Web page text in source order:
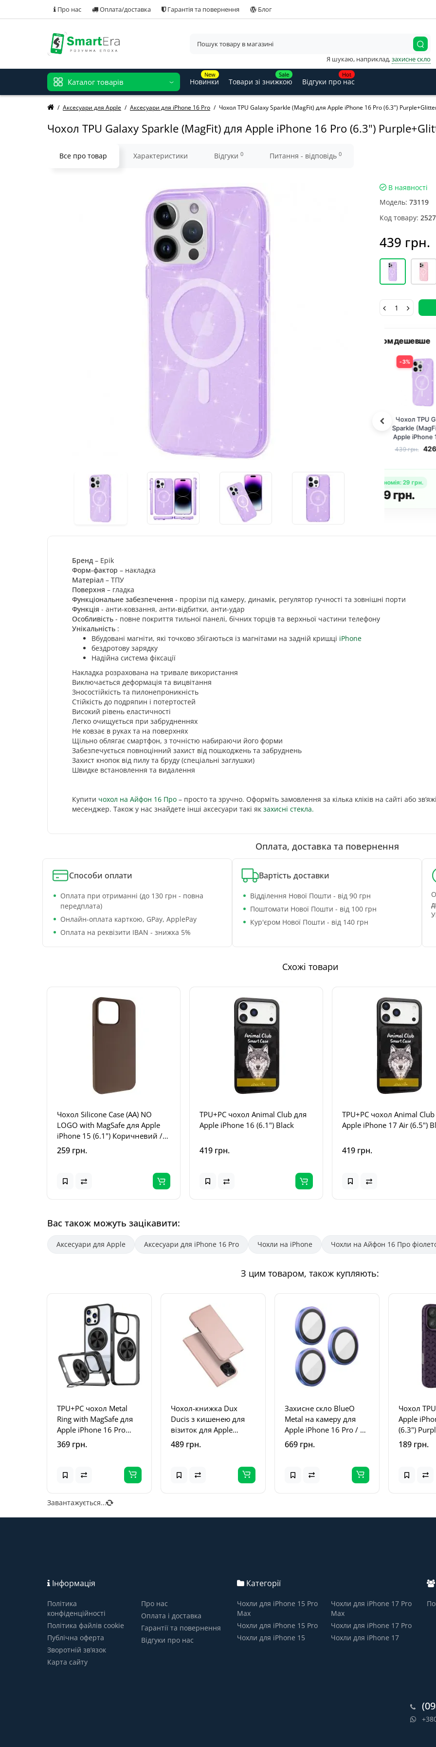
Про нас Оплата/доставка Гарантія та повернення Блог
Я шукаю, наприклад,захисне скло
Каталог товарів
New
Новинки
Sale
Товари зі знижкою
Hot
Відгуки про нас
Аксесуари для Apple Аксесуари для iPhone 16 Pro Чохол TPU Galaxy Sparkle (MagFit) для Apple iPhone 16 Pro (6.3")
Чохол TPU Galaxy Sparkle (MagFit) для Apple iPhone 16 Pro (6.3")
Все про товар Характеристики Відгуки 0 Питання - відповідь 0
В наявності
Модель: 73119
Код товару:
439 грн.
Разом дешевше
Чохол TPU Galaxy
Sparkle (MagFit) для
Apple iPhone 16 Pro
(6.3") Purple+Glitter
439 грн. грн.
Економія грн.
729 Купити комплект
Разом
3%
Економія
1 289
Бренд – Epik
Форм-фактор – накладка
Матеріал – ТПУ
Поверхня – гладка
Функціональне забезпечення - прорізи під камеру, динамік, регулятор гучності та зовнішні порти
Функція - анти-ковзання, анти-відбитки, анти-удар
Особливість - повне покриття тильної панелі, бічних торців та верхньої частини телефону
Унікальність :
Вбудовані магніти, які точково збігаються із магнітами на задній кришці iPhone
бездротову зарядку
Надійна система фіксації
Накладка розрахована на тривале використання
Виключається деформація та вицвітання
Зносостійкість та пилонепроникність
Стійкість до подряпин і потертостей
Високий рівень еластичності
Легко очищується при забрудненнях
Не ковзає в руках та на поверхнях
Щільно облягає смартфон, з точністю набираючи його форми
Забезпечується повноцінний захист від пошкоджень та забруднень
Захист кнопок від пилу та бруду (спеціальні заглушки)
Швидке встановлення та видалення
Купити чохол на Айфон 16 Про – просто та зручно. Оформіть замовлення за кілька кліків на сайті або
месенджер. Також у нас знайдете інші аксесуари такі як захисні стекла.
Оплата, доставка та повернення
Способи оплати
Оплата при отриманні (до 130 грн - повна
передплата)
Онлайн-оплата карткою, GPay, ApplePay
Оплата на реквізити IBAN - знижка 5%
Вартість доставки
Відділення Нової Пошти - від 90 грн
Поштомати Нової Пошти - від 100 грн
Кур'єром Нової Пошти - від 140 грн
Схожі товари
Чохол Silicone Case (AA) NO
LOGO with MagSafe для Apple
iPhone 15 (6.1") Коричневий /
Brown
259 грн.
TPU+PC чохол Animal Club для
Apple iPhone 16 (6.1") Black
419 грн.
TPU+PC чохол Animal
Apple iPhone 17 Air (6.5")
419 грн.
Вас також можуть зацікавити:
Аксесуари для Apple Аксесуари для iPhone 16 Pro Чохли на iPhone Чохли на Айфон 16 Про
З цим товаром, також купляють:
TPU+PC чохол Metal
Ring with MagSafe для
Apple iPhone 16 Pro
(6.3") Чорний
369 грн.
Чохол-книжка Dux
Ducis з кишенею для
візиток для Apple
iPhone 16 Pro (6.3")
Rose Gold
489 грн.
Захисне скло BlueO
Metal на камеру для
Apple iPhone 16 Pro / 16
Pro Max / 15 Pro / 15
Pro Max Бузковий /
669 грн.
Чохол
Apple
(6.3")
189 грн.
Завантажується...
Інформація
Політика
конфіденційності
Політика файлів cookie
Публічна оферта
Зворотній зв’язок
Карта сайту
Про нас
Оплата і доставка
Гарантії та повернення
Відгуки про нас
Категорії
Чохли для iPhone 15 Pro
Max
Чохли для iPhone 15 Pro
Чохли для iPhone 15
Чохли для iPhone 17 Pro
Max
Чохли для iPhone 17 Pro
Чохли для iPhone 17